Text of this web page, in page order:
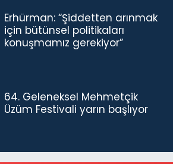
Erhürman: “Şiddetten arınmak
için bütünsel politikaları
konuşmamız gerekiyor”
64. Geleneksel Mehmetçik
Üzüm Festivali yarın başlıyor